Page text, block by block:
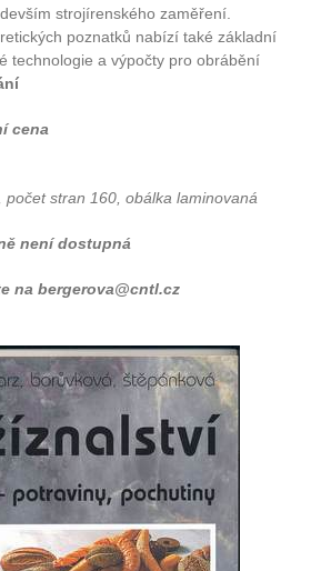
strojírenského zaměření.
poznatků nabízí také základní
technologie a výpočty pro obrábění
cena
stran 160, obálka laminovaná
není dostupná
na bergerova@cntl.cz